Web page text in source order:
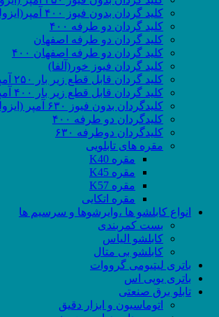
کلید گردان بدون فیوز ۴۰۰ آمپر(ایزوله)
کلید گردان دو طرفه ۴۰۰
کلید گردان دو طرفه اصفهان
کلید گردان دو طرفه اصفهان ۴۰۰
کلید گردان فیوز خور(آلفا)
کلید گردان قابل قطع زیر بار ۲۵۰ آمپر
کلید گردان قابل قطع زیر بار ۴۰۰ آمپر آلفا
کلیدگردان بدون فیوز ۶۳۰ آمپر (ایزوله)
کلیدگردان دو طرفه ۴۰۰
کلیدگردان دوطرفه ۶۳۰
مقره های تابلویی
مقره K40
مقره K45
مقره K57
مقره اتکایی
انواع کابلشو ها ،وایرشوها و سرسیم ها
بست کمربندی
کابلشو الیاس
کابلشو بی متال
باتری لیتیومی گرووات
باتری یوپی اس
تابلو برق صنعتی
اتوماسیون و ابزار دقیق